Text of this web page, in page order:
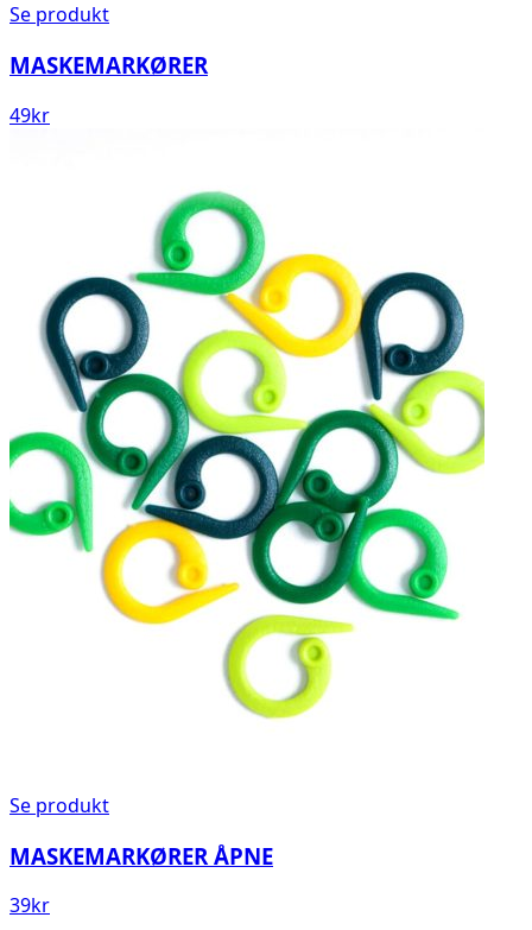
Se produkt
MASKEMARKØRER
49kr
Se produkt
MASKEMARKØRER ÅPNE
39kr